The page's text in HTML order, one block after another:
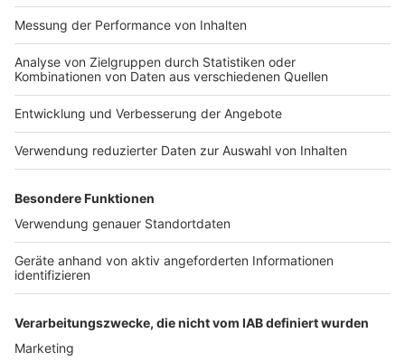
Impressum
Nutzungsbedingungen
Jobs
Presse
Werben
Archiv
ANTENNE BAYERN GROUP
Stiftung ANTENNE BAYERN
hilft
Teilnahmebedingungen
Kontakt
Studio-Hotline
Verkehrs-Hotline
Newsletter